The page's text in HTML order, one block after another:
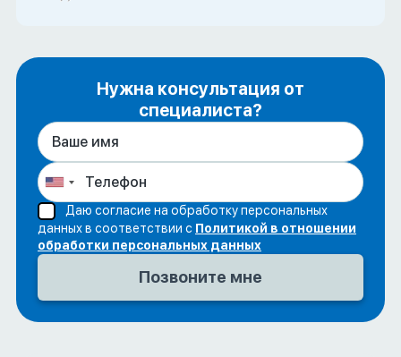
Нужна консультация от
специалиста?
Даю согласие на обработку персональных
данных в соответствии с Политикой в отношении
обработки персональных данных